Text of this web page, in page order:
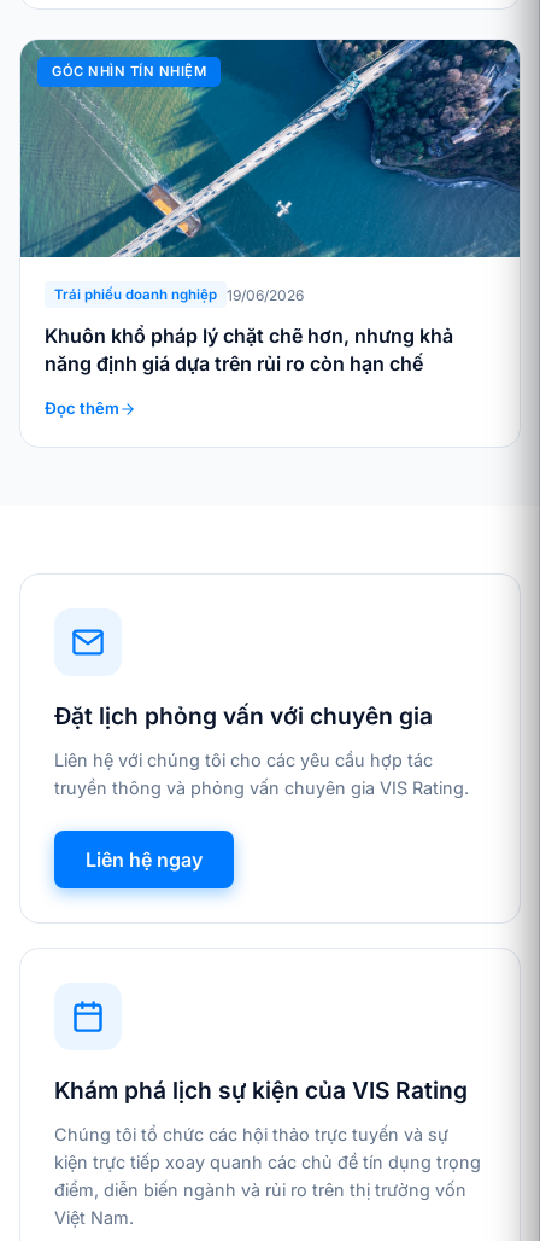
GÓC NHÌN TÍN NHIỆM
Trái phiếu doanh nghiệp 19/06/2026
Khuôn khổ pháp lý chặt chẽ hơn, nhưng khả
năng định giá dựa trên rủi ro còn hạn chế
Đọc thêm
Đặt lịch phỏng vấn với chuyên gia
Liên hệ với chúng tôi cho các yêu cầu hợp tác
truyền thông và phỏng vấn chuyên gia VIS Rating.
Liên hệ ngay
Khám phá lịch sự kiện của VIS Rating
Chúng tôi tổ chức các hội thảo trực tuyến và sự
kiện trực tiếp xoay quanh các chủ đề tín dụng trọng
điểm, diễn biến ngành và rủi ro trên thị trường vốn
Việt Nam.